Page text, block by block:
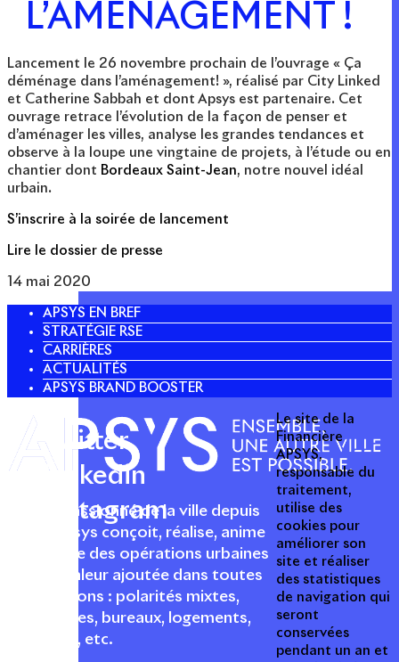
L’AMÉNAGEMENT !
Lancement le 26 novembre prochain de l’ouvrage « Ça
déménage dans l’aménagement! », réalisé par City Linked
et Catherine Sabbah et dont Apsys est partenaire. Cet
ouvrage retrace l’évolution de la façon de penser et
d’aménager les villes, analyse les grandes tendances et
observe à la loupe une vingtaine de projets, à l’étude ou en
chantier dont Bordeaux Saint-Jean, notre nouvel idéal
urbain.
S’inscrire à la soirée de lancement
Lire le dossier de presse
14 mai 2020
APSYS EN BREF
STRATÉGIE RSE
CARRIÈRES
ACTUALITÉS
APSYS BRAND BOOSTER
Acteur passionné de la ville depuis
1996, Apsys conçoit, réalise, anime
et valorise des opérations urbaines
à forte valeur ajoutée dans toutes
les fonctions : polarités mixtes,
commerces, bureaux, logements,
hôtellerie, etc.
Twitter
Linkedin
Instagram
Le site de la
Financière
APSYS,
responsable du
traitement,
utilise des
cookies pour
améliorer son
site et réaliser
des statistiques
de navigation qui
seront
conservées
pendant un an et